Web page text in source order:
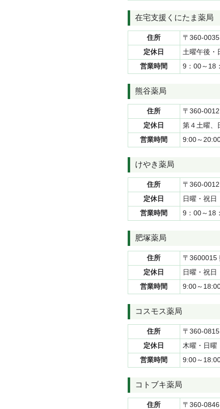
在宅支援くにたま薬局
住所
〒360-
定休日
土曜午後・
営業時間
9：00～18
熊谷薬局
住所
〒360-
定休日
第４土曜、
営業時間
9:00～
けやき薬局
住所
〒360-
定休日
日曜・祝日
営業時間
9：00～18
肥塚薬局
住所
〒3600015
定休日
日曜・祝日
営業時間
9:00～
コスモス薬局
住所
〒360-
定休日
木曜・日曜
営業時間
9:00～
コトブキ薬局
住所 〒360-